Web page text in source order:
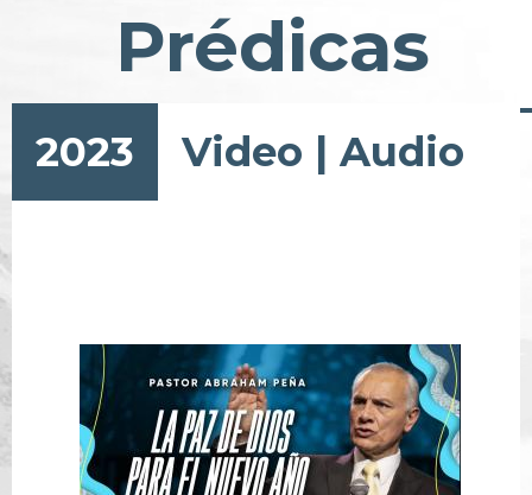
Prédicas
2023 Video | Audio
Paginación